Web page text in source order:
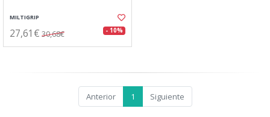
MILTIGRIP
27,61€ 30,68€ - 10%
Anterior 1 Siguiente